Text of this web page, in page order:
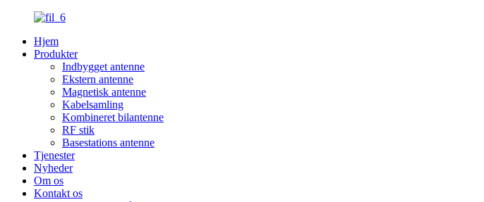
Hjem
Produkter
Indbygget antenne
Ekstern antenne
Magnetisk antenne
Kabelsamling
Kombineret bilantenne
RF stik
Basestations antenne
Tjenester
Nyheder
Om os
Kontakt os